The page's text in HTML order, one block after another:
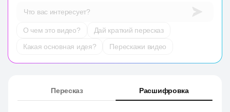
Что вас интересует?
О чем это видео?
Дай краткий пересказ
Какая основная идея?
Перескажи видео
Пересказ Расшифровка